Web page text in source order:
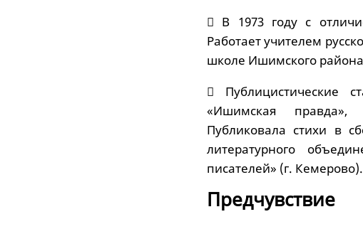
 В 1973 году с
Работает учителем
школе Ишимского
 Публицистические
«Ишимская правда»,
Публиковала стихи в
литературного
писателей» (г. Кемерово).
Предчувствие